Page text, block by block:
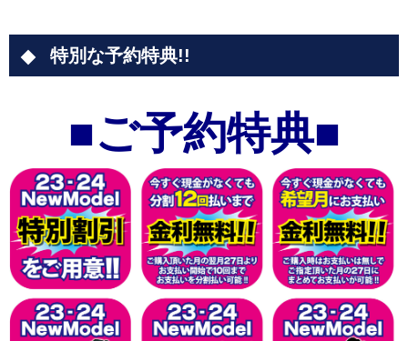
特別な予約特典!!
■ご予約特典■